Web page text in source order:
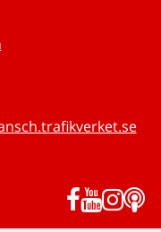
Facebook
YouTube